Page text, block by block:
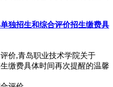
独招生和综合评价招生缴费具
价,青岛职业技术学院关于
缴费具体时间再次提醒的温馨